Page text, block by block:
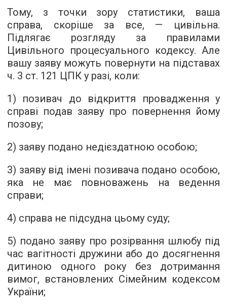
Тому, з точки зору статистики, ваша
справа, скоріше за все, — цивільна.
Підлягає розгляду за правилами
Цивільного процесуального кодексу. Але
вашу заяву можуть повернути на підставах
ч. 3 ст. 121 ЦПК у разі, коли:
1) позивач до відкриття провадження у
справі подав заяву про повернення йому
позову;
2) заяву подано недієздатною особою;
3) заяву від імені позивача подано особою,
яка не має повноважень на ведення
справи;
4) справа не підсудна цьому суду;
5) подано заяву про розірвання шлюбу під
час вагітності дружини або до досягнення
дитиною одного року без дотримання
вимог, встановлених Сімейним кодексом
України;